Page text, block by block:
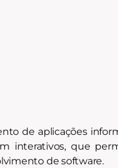
de aplicações
interativos, que
de software.